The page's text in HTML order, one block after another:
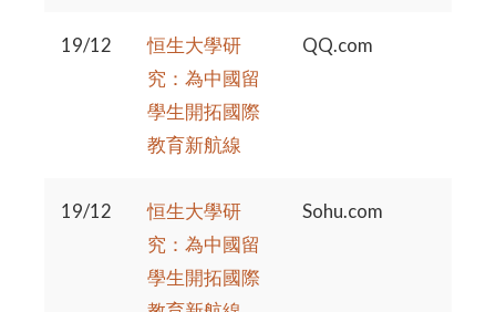
19/12
恒生大學研
究：為中國留
學生開拓國際
教育新航線
QQ.com
19/12
恒生大學研
究：為中國留
學生開拓國際
Sohu.com